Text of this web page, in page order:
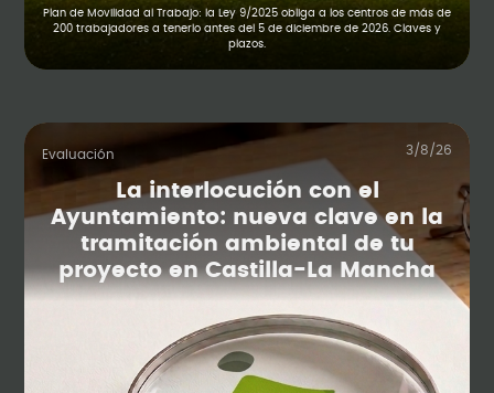
Plan de Movilidad al Trabajo: la Ley 9/2025 obliga a los centros de más de
200 trabajadores a tenerlo antes del 5 de diciembre de 2026. Claves y
plazos.
Evaluación 3/8/26
La interlocución con el
Ayuntamiento: nueva clave en la
tramitación ambiental de tu
proyecto en Castilla-La Mancha